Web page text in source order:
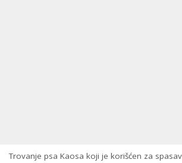
Trovanje psa Kaosa koji je korišćen za